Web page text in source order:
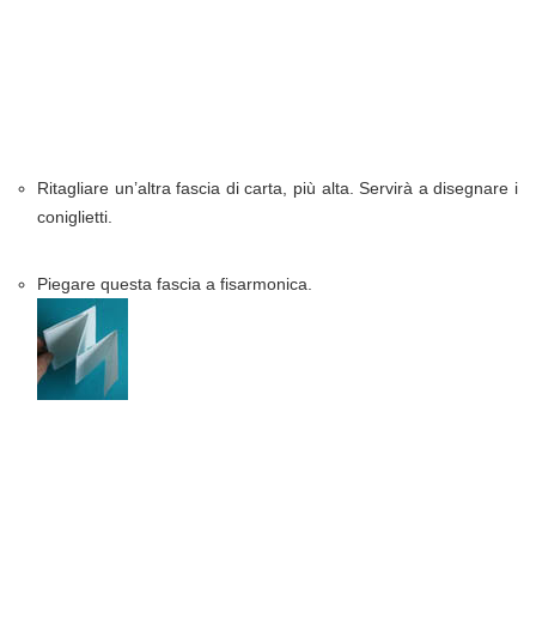
Ritagliare un’altra fascia di carta, più alta. Servirà a disegnare i
coniglietti.
Piegare questa fascia a fisarmonica.